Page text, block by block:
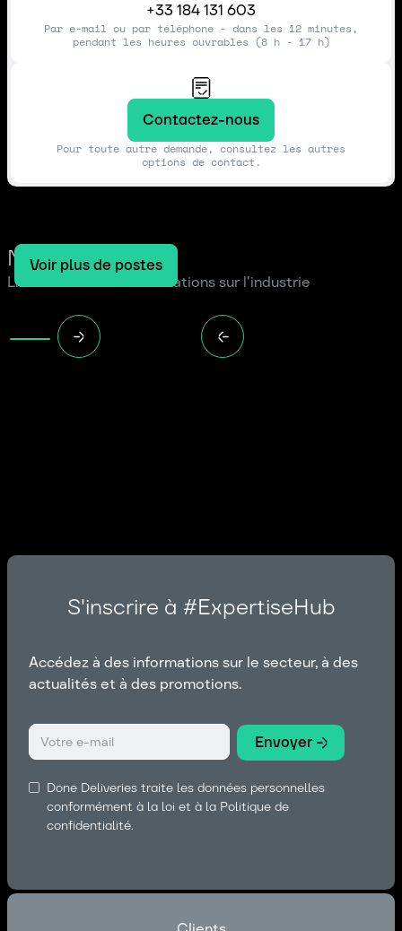
+33 184 131 603
Par e-mail ou par téléphone - dans les 12 minutes,
pendant les heures ouvrables (8 h - 17 h)
Contactez-nous
Pour toute autre demande, consultez les autres
options de contact.
Notre blog
Lire les dernières informations sur l'industrie
Voir plus de postes
S'inscrire à #ExpertiseHub
Accédez à des informations sur le secteur, à des
actualités et à des promotions.
Done Deliveries traite les données personnelles
conformément à la loi et à la Politique de
confidentialité.